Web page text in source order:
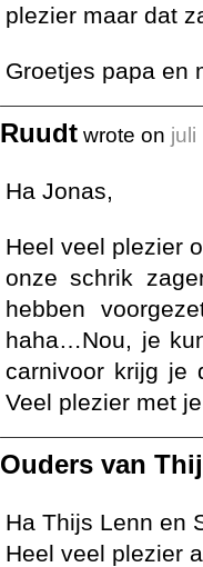
plezier maar dat
Groetjes papa en
Ruudt wrote on juli
Ha Jonas,
Heel veel plezier
onze schrik
hebben
haha…Nou, je
carnivoor krijg je
Veel plezier met
Ouders van
Ha Thijs Lenn en
Heel veel plezier